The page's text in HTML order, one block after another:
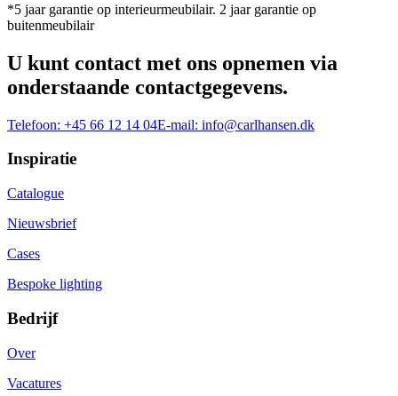
*5 jaar garantie op interieurmeubilair. 2 jaar garantie op
buitenmeubilair
U kunt contact met ons opnemen via
onderstaande contactgegevens.
Telefoon: +45 66 12 14 04E-mail: info@carlhansen.dk
Inspiratie
Catalogue
Nieuwsbrief
Cases
Bespoke lighting
Bedrijf
Over
Vacatures